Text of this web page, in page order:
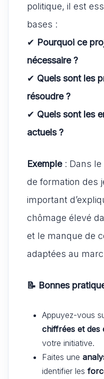
politique, il est
bases :
✔ Pourquoi ce
nécessaire ?
✔ Quels sont les
résoudre ?
✔ Quels sont les
actuels ?
Exemple: Dans le
de formation des
important
chômage élevé
et le manque de
adaptées au
📝 Bonnes
Appuyez-vous
chiffrées et des
votre initiative.
Faites une
identifier les